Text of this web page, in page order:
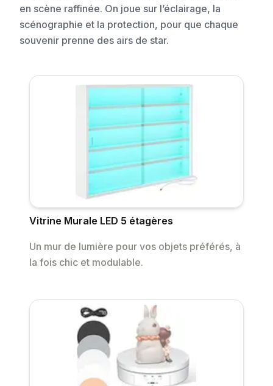
en scène raffinée. On joue sur l’éclairage, la
scénographie et la protection, pour que chaque
souvenir prenne des airs de star.
Vitrine Murale LED 5 étagères
Un mur de lumière pour vos objets préférés, à
la fois chic et modulable.